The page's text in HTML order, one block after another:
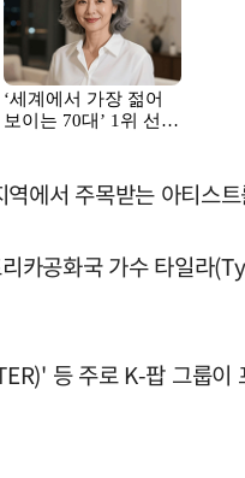
에서 주목받는 아티스
공화국 가수 타일라
등 주로 K-팝 그룹이